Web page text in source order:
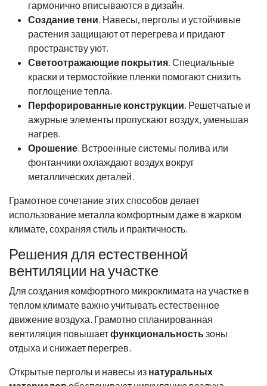
гармонично вписываются в дизайн.
Создание тени. Навесы, перголы и устойчивые
растения защищают от перегрева и придают
пространству уют.
Светоотражающие покрытия. Специальные
краски и термостойкие пленки помогают снизить
поглощение тепла.
Перфорированные конструкции. Решетчатые и
ажурные элементы пропускают воздух, уменьшая
нагрев.
Орошение. Встроенные системы полива или
фонтанчики охлаждают воздух вокруг
металлических деталей.
Грамотное сочетание этих способов делает
использование металла комфортным даже в жарком
климате, сохраняя стиль и практичность.
Решения для естественной
вентиляции на участке
Для создания комфортного микроклимата на участке в
теплом климате важно учитывать естественное
движение воздуха. Грамотно спланированная
вентиляция повышаетфункциональностьзоны
отдыха и снижает перегрев.
Открытые перголы и навесы из натуральных